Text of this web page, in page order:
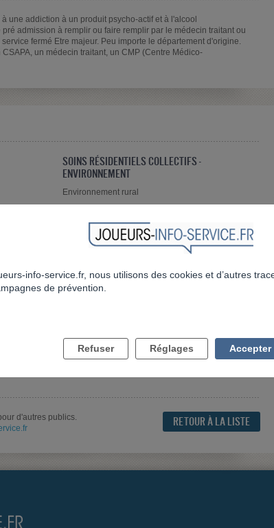
une addiction à un produit psycho-actif et à l'alcool
pré admission à remplir ou faire remplir par le médecin traitant ou
fermé Etre majeur. Peu importe le département d'origine.
CSAPA, un médecin traitant, un CMP (Centre Médico-
SOINS RÉSIDENTIELS COLLECTIFS -
ENVIRONNEMENT
Environnement rural
SOCIAL/INSERTION
Suivi socio-éducatif
RETOUR À LA LISTE
d'autres publics.
info-service.fr, nous utilisons des cookies et d’autres
de prévention.
Refuser Réglages Accepter